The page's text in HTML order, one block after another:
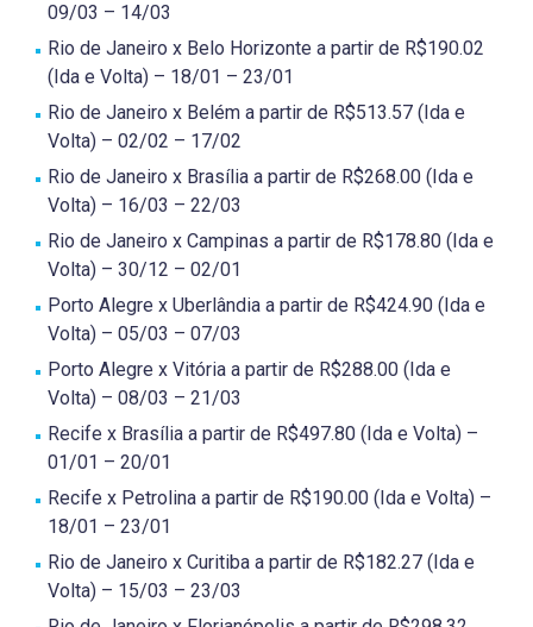
09/03 – 14/03
Rio de Janeiro x Belo Horizonte a partir de R$190.02
(Ida e Volta) – 18/01 – 23/01
Rio de Janeiro x Belém a partir de R$513.57 (Ida e
Volta) – 02/02 – 17/02
Rio de Janeiro x Brasília a partir de R$268.00 (Ida e
Volta) – 16/03 – 22/03
Rio de Janeiro x Campinas a partir de R$178.80 (Ida e
Volta) – 30/12 – 02/01
Porto Alegre x Uberlândia a partir de R$424.90 (Ida e
Volta) – 05/03 – 07/03
Porto Alegre x Vitória a partir de R$288.00 (Ida e
Volta) – 08/03 – 21/03
Recife x Brasília a partir de R$497.80 (Ida e Volta) –
01/01 – 20/01
Recife x Petrolina a partir de R$190.00 (Ida e Volta) –
18/01 – 23/01
Rio de Janeiro x Curitiba a partir de R$182.27 (Ida e
Volta) – 15/03 – 23/03